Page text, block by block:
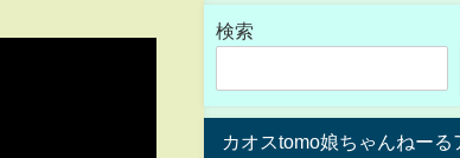
検索
カオスtomo娘ちゃんねーる